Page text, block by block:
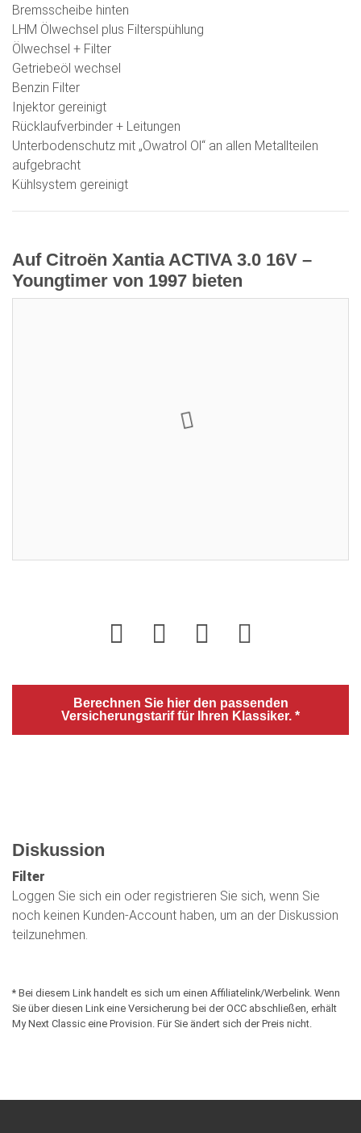
Bremsscheibe hinten
LHM Ölwechsel plus Filterspühlung
Ölwechsel + Filter
Getriebeöl wechsel
Benzin Filter
Injektor gereinigt
Rücklaufverbinder + Leitungen
Unterbodenschutz mit „Owatrol Ol“ an allen Metallteilen
aufgebracht
Kühlsystem gereinigt
Auf Citroën Xantia ACTIVA 3.0 16V –
Youngtimer von 1997 bieten
15.12.2023 18:00:00
Berechnen Sie hier den passenden
Versicherungstarif für Ihren Klassiker. *
Diskussion
Filter
Loggen Sie sich ein oder registrieren Sie sich, wenn Sie
noch keinen Kunden-Account haben, um an der Diskussion
teilzunehmen.
* Bei diesem Link handelt es sich um einen Affiliatelink/Werbelink. Wenn
Sie über diesen Link eine Versicherung bei der OCC abschließen, erhält
My Next Classic eine Provision. Für Sie ändert sich der Preis nicht.